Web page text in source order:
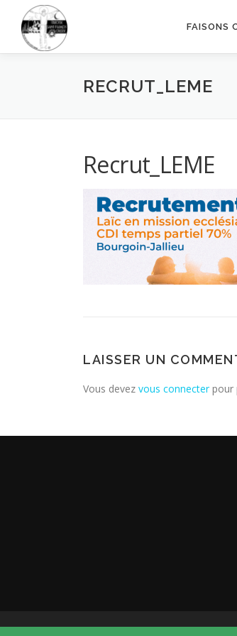
contenu
FAISONS
RECRUT_LEME
Recrut_LEME
LAISSER UN
Vous devez vous connecterpour